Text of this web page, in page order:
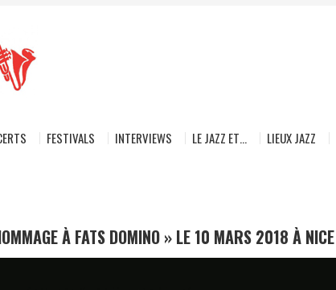
FESTIVALS INTERVIEWS LE JAZZ ET… LIEUX JAZZ
À FATS DOMINO » LE 10 MARS 2018 À NICE